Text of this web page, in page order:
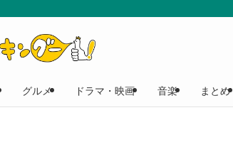
グルメ ドラマ・映画 音楽 まとめ